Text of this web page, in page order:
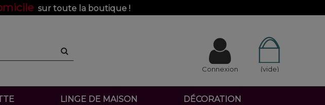
sur toute la boutique !
(vide)
Connexion
LINGE DE MAISON DÉCORATION